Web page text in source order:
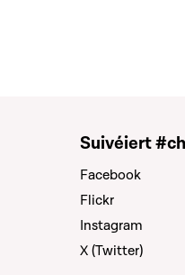
Suivéiert
Facebook
Flickr
Instagram
X (Twitter)